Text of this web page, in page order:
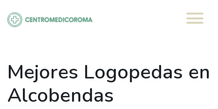
contenido
Mejores Logopedas en
Alcobendas